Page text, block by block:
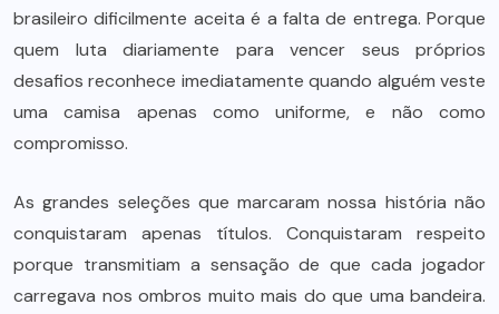
brasileiro dificilmente aceita é a falta de entrega. Porque
quem luta diariamente para vencer seus próprios
desafios reconhece imediatamente quando alguém veste
uma camisa apenas como uniforme, e não como
compromisso.
As grandes seleções que marcaram nossa história não
conquistaram apenas títulos. Conquistaram respeito
porque transmitiam a sensação de que cada jogador
carregava nos ombros muito mais do que uma bandeira.